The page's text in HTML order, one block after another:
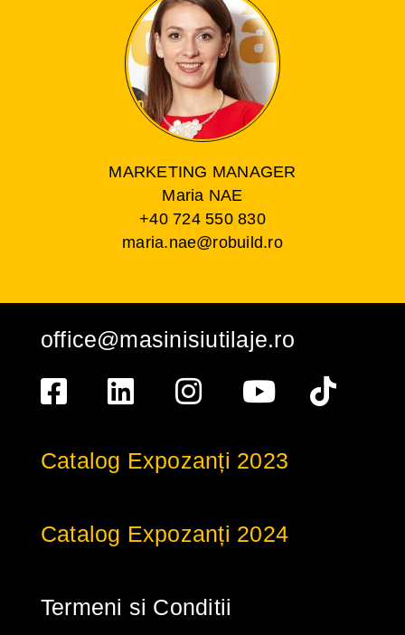
MARKETING MANAGER
Maria NAE
+40 724 550 830
maria.nae@robuild.ro
office@masinisiutilaje.ro
Catalog Expozanți 2023
Catalog Expozanți 2024
Termeni si Conditii